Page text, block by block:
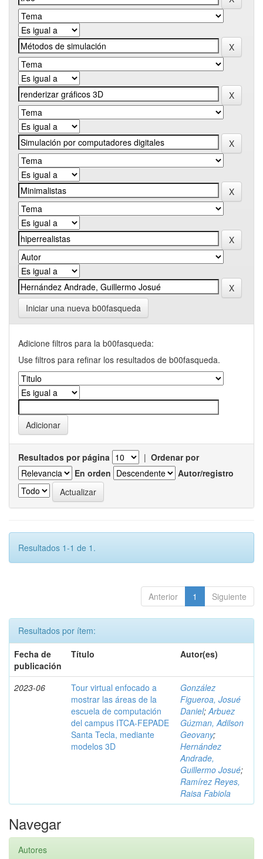
Iniciar una nueva b00fasqueda
Adicione filtros para la b00fasqueda:
Use filtros para refinar los resultados de b00fasqueda.
Resultados por página | Ordenar por
En orden
Autor/registro
Resultados 1-1 de 1.
Anterior 1 Siguiente
Resultados por ítem:
Fecha de
publicación
Título Autor(es)
2023-06
Tour virtual enfocado a
mostrar las áreas de la
escuela de computación
del campus ITCA-FEPADE
Santa Tecla, mediante
modelos 3D
González
Figueroa, Josué
Daniel;Arbuez
Gúzman, Adilson
Geovany;
Hernández
Andrade,
Guillermo Josué;
Ramírez Reyes,
Raisa Fabiola
Navegar
Autores